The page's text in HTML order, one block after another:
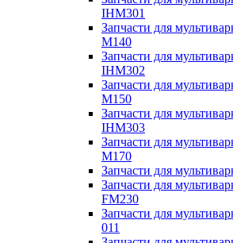
IHM301
Запчасти для
M140
Запчасти для
IHM302
Запчасти для
M150
Запчасти для
IHM303
Запчасти для
M170
Запчасти для
Запчасти для
FM230
Запчасти для
011